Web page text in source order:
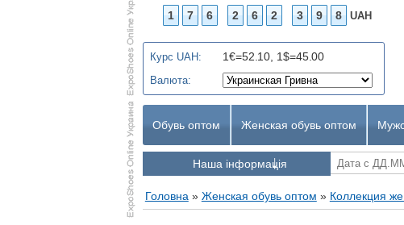
1 7 6 2 6 2 3 9 8 UAH
Курс UAH: 1€=52.10, 1$=45.00
Валюта:
Обувь оптом Женская обувь оптом
Наша інформація
Головна » Женская обувь оптом » Коллекция